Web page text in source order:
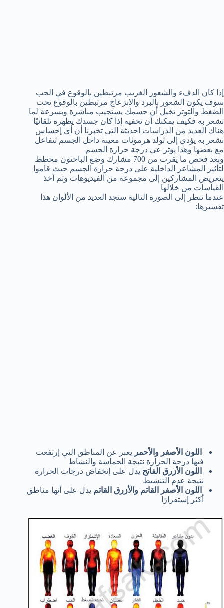
إذا كان الدفء والشعور الغريب مرتبطين بالوقوع في الحب
سوف يكون الشعور بالبرد والإنزعاج مرتبطين بالوقوع تحت
الضغط والتوتر تخيل أن جسمك يستجيب مباشرة وبسرعة لما
تشعر به فكيف يمكنك أن تخفيه إذا كان جسدك يظهره تلقائيًا
هناك العديد من الدراسات احديثة التي تخبرنا أن أي إحساس
نشعر به يؤدي إلى تولد هرمونات معينة داخل الجسم تتفاعل
مع بعضها وهذا يؤثر عى درجة حرارة الجسم
وبعد فحص ما يقرب من 700 مشارك وضع الباحثون مخطط
لتأثير المشاعر الداخلية على درجة حرارة الجسم حيث قاموا
يتعريض المشاركين إلى مجموعة من الفيديوهات وتم أخذ
القياسات من خلالها
عندما تنظر إلى الصورة التالية ستجد العديد من الألوان هذا
تفسيرها:
اللون الأصفر والأحمر يعبر عن المناطق التي إرتفعت
فيها درجة الحرارة نتيجة الحماسة والنشاط
اللون الأزرق الفاتح يدل على إنخفاض درجات الحرارة
نتيجة عدم التنشيط
اللون الأصفر القاتم والأزرق القاتم يدل على أنها مناطق
أكثر إستقرارًا